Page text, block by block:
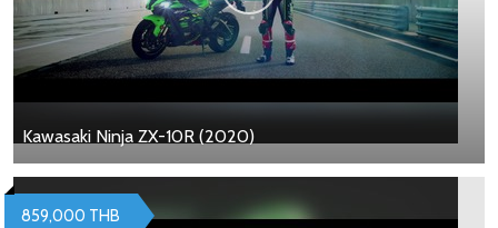
Kawasaki Ninja ZX-10R (2020)
859,000 THB